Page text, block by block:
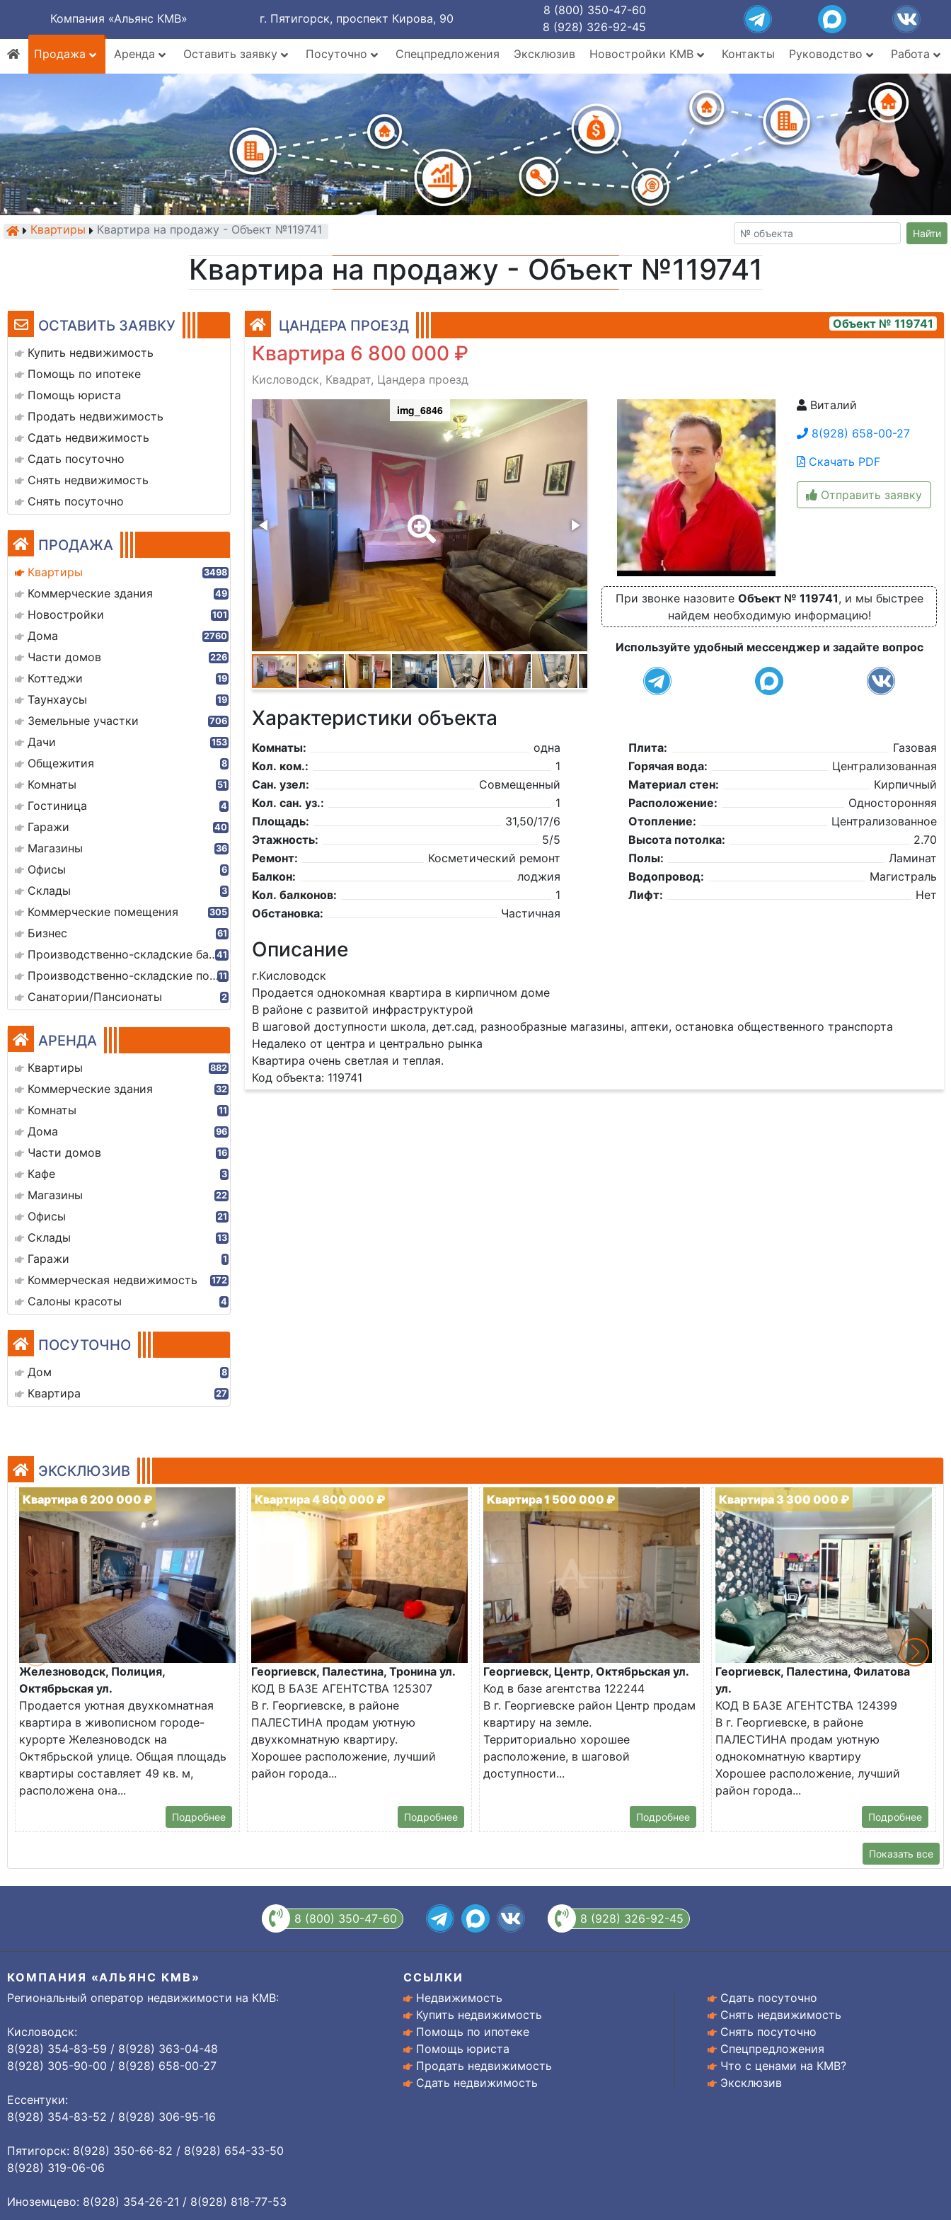
Компания «Альянс КМВ» г. Пятигорск, проспект Кирова, 90
8 (800) 350-47-60
8 (928) 326-92-45
Продажа
Аренда Оставить заявку Посуточно Спецпредложения Эксклюзив Новостройки КМВ Контакты Руководство Работа
Квартиры Квартира на продажу - Объект №119741 Найти
Квартира на продажу - Объект №119741
ОСТАВИТЬ ЗАЯВКУ
Купить недвижимость
Помощь по ипотеке
Помощь юриста
Продать недвижимость
Сдать недвижимость
Сдать посуточно
Снять недвижимость
Снять посуточно
ПРОДАЖА
Квартиры 3498
Коммерческие здания 49
Новостройки 101
Дома 2760
Части домов 226
Коттеджи 19
Таунхаусы 19
Земельные участки 706
Дачи 153
Общежития 8
Комнаты 51
Гостиница 4
Гаражи 40
Магазины 36
Офисы 6
Склады 3
Коммерческие помещения 305
Бизнес 61
Производственно-складские базы41
Производственно-складские помещения11
Санатории/Пансионаты 2
АРЕНДА
Квартиры 882
Коммерческие здания 32
Комнаты 11
Дома 96
Части домов 16
Кафе 3
Магазины 22
Офисы 21
Склады 13
Гаражи 1
Коммерческая недвижимость 172
Салоны красоты 4
ПОСУТОЧНО
Дом 8
Квартира 27
ЦАНДЕРА ПРОЕЗД Объект № 119741
Квартира 6 800 000 ₽
Кисловодск, Квадрат, Цандера проезд
img_6846 img_6847
Виталий
8(928) 658-00-27
Скачать PDF
Отправить заявку
При звонке назовите Объект № 119741, и мы быстрее
найдем необходимую информацию!
Используйте удобный мессенджер и задайте вопрос
Характеристики объекта
Комнаты:
одна
Кол. ком.:
1
Сан. узел:
Совмещенный
Кол. сан. уз.:
1
Площадь:
31,50/17/6
Этажность:
5/5
Ремонт:
Косметический ремонт
Балкон:
лоджия
Кол. балконов:
1
Обстановка:
Частичная
Плита:
Газовая
Горячая вода:
Централизованная
Материал стен:
Кирпичный
Расположение:
Односторонняя
Отопление:
Централизованное
Высота потолка:
2.70
Полы:
Ламинат
Водопровод:
Магистраль
Лифт:
Нет
Описание
г.Кисловодск
Продается однокомная квартира в кирпичном доме
В районе с развитой инфраструктурой
В шаговой доступности школа, дет.сад, разнообразные магазины, аптеки, остановка общественного транспорта
Недалеко от центра и центрально рынка
Квартира очень светлая и теплая.
Код объекта: 119741
ЭКСКЛЮЗИВ
Квартира 6 200 000 ₽
Железноводск, Полиция,
Октябрьская ул.
Продается уютная двухкомнатная
квартира в живописном городе-
курорте Железноводск на
Октябрьской улице. Общая площадь
квартиры составляет 49 кв. м,
расположена она...
Подробнее
Квартира 4 800 000 ₽
Георгиевск, Палестина, Тронина ул.
КОД В БАЗЕ АГЕНТСТВА 125307
В г. Георгиевске, в районе
ПАЛЕСТИНА продам уютную
двухкомнатную квартиру.
Хорошее расположение, лучший
район города...
Подробнее
Квартира 1 500 000 ₽
Георгиевск, Центр, Октябрьская ул.
Код в базе агентства 122244
В г. Георгиевске район Центр продам
квартиру на земле.
Территориально хорошее
расположение, в шаговой
доступности...
Подробнее
Квартира 3 300 000 ₽
Георгиевск, Палестина, Филатова
ул.
КОД В БАЗЕ АГЕНТСТВА 124399
В г. Георгиевске, в районе
ПАЛЕСТИНА продам уютную
однокомнатную квартиру
Хорошее расположение, лучший
район города...
Подробнее
Показать все
8 (800) 350-47-60 8 (928) 326-92-45
КОМПАНИЯ «АЛЬЯНС КМВ»
Региональный оператор недвижимости на КМВ:
Кисловодск:
8(928) 354-83-59 / 8(928) 363-04-48
8(928) 305-90-00 / 8(928) 658-00-27
Ессентуки:
8(928) 354-83-52 / 8(928) 306-95-16
Пятигорск: 8(928) 350-66-82 / 8(928) 654-33-50
8(928) 319-06-06
Иноземцево: 8(928) 354-26-21 / 8(928) 818-77-53
ССЫЛКИ
Недвижимость
Купить недвижимость
Помощь по ипотеке
Помощь юриста
Продать недвижимость
Сдать недвижимость
Сдать посуточно
Снять недвижимость
Снять посуточно
Спецпредложения
Что с ценами на КМВ?
Эксклюзив